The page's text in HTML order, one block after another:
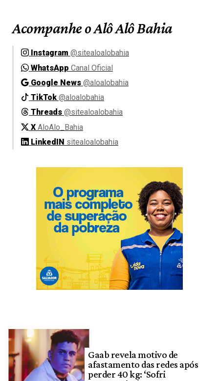
Acompanhe o Alô Alô Bahia
Instagram @sitealoalobahia
WhatsApp Canal Oficial
Google News @aloalobahia
TikTok @aloalobahia
Threads @sitealoalobahia
X AloAlo_Bahia
LinkedIN sitealoalobahia
Gaab revela motivo de
afastamento das redes após
perder 40 kg: ‘Sofri